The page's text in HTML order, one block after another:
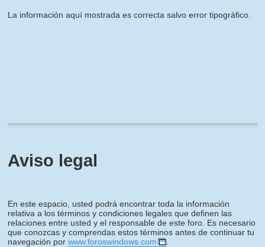
La información aquí mostrada es correcta salvo error tipográfico.
Aviso legal
En este espacio, usted podrá encontrar toda la información
relativa a los términos y condiciones legales que definen las
relaciones entre usted y el responsable de este foro. Es necesario
que conozcas y comprendas estos términos antes de continuar tu
navegación por www.foroswindows.com